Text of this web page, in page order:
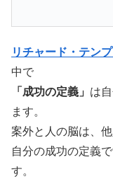
リチャード・テン
中で
「成功の定義」 は
ます。
案外と人の脳は、
自分の成功の定義
す。